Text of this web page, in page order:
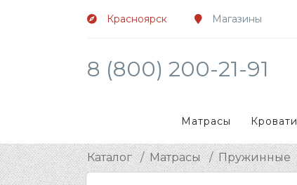
Красноярск Магазины
8 (800) 200-21-91
Матрасы Кровати
Каталог Матрасы Пружинные